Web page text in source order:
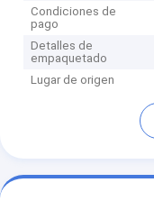
Condiciones de
pago
Detalles de
empaquetado
Lugar de origen